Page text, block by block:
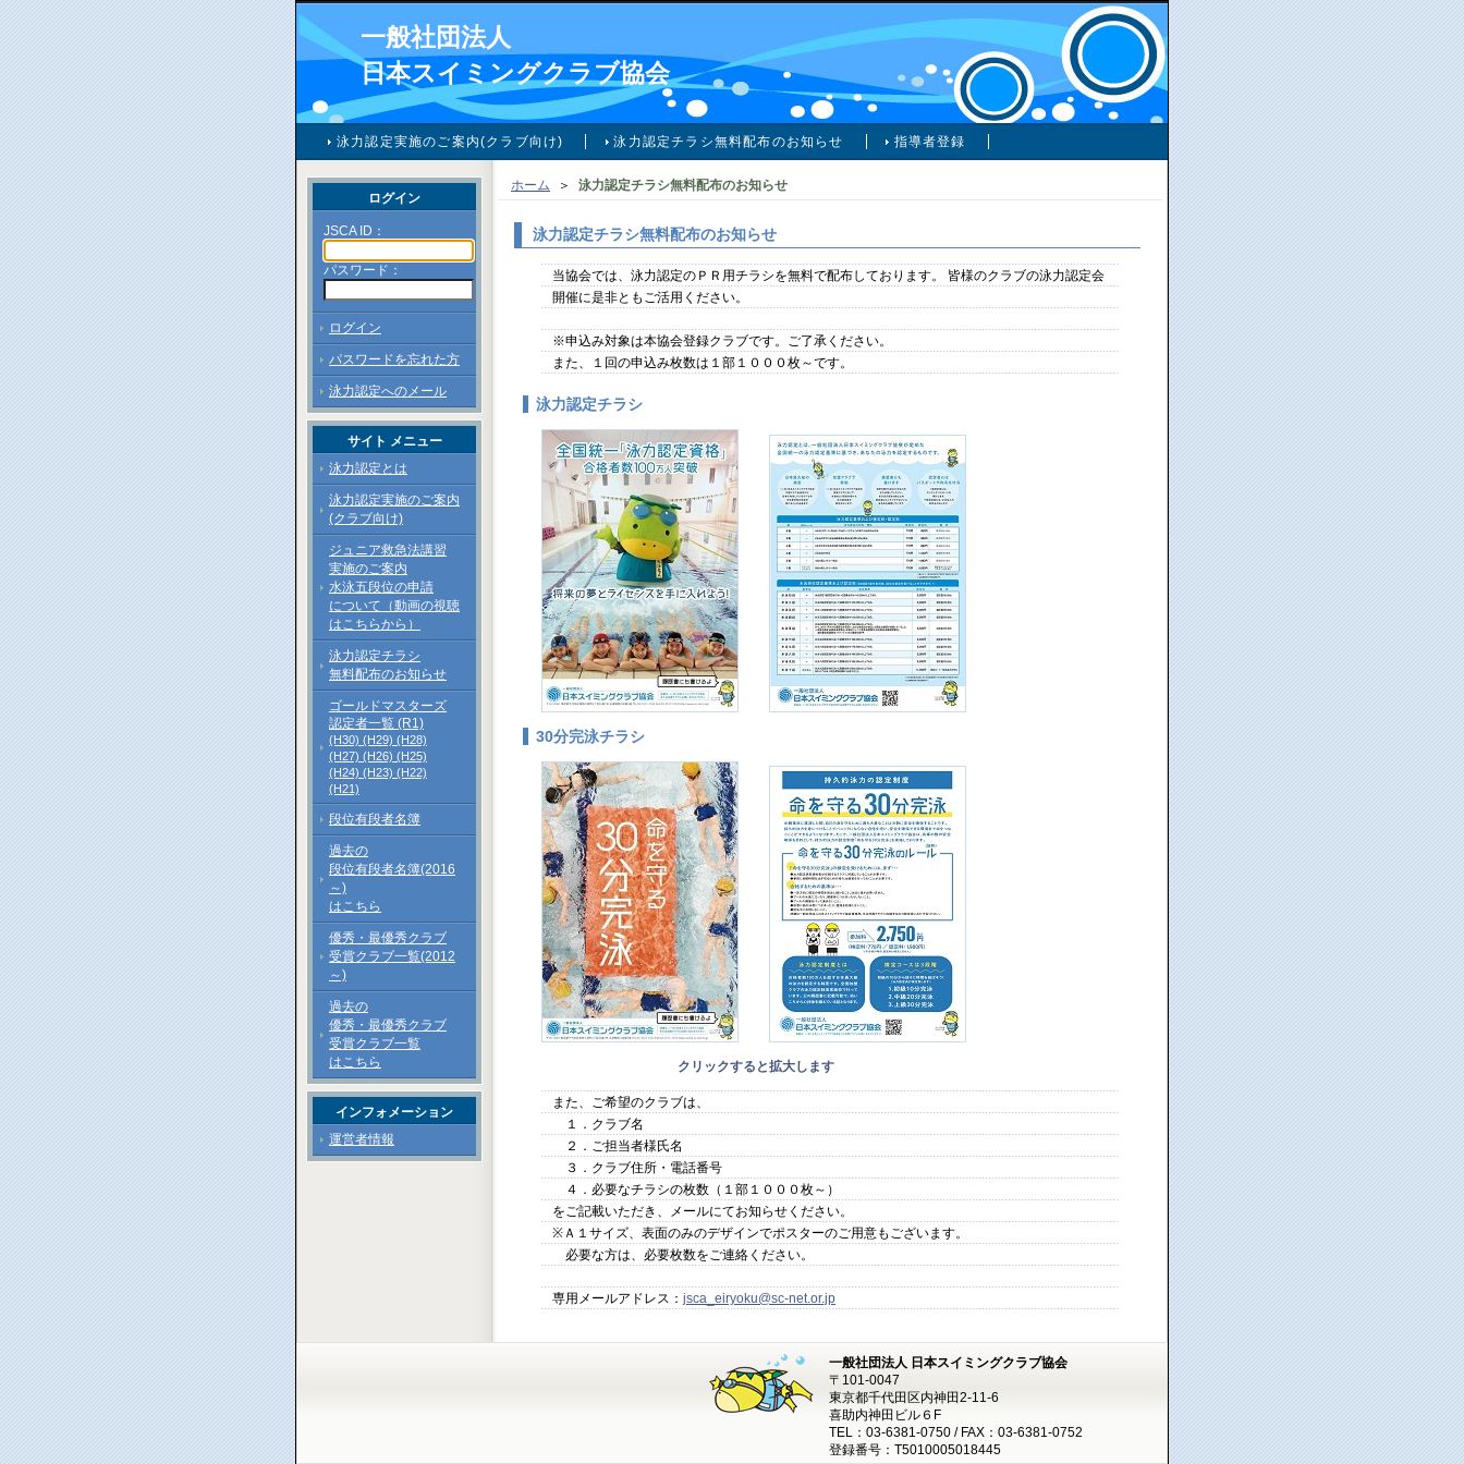
一般社団法人
日本スイミングクラブ協会
泳力認定実施のご案内(クラブ向け) 泳力認定チラシ無料配布のお知らせ 指導者登録
ホーム ＞ 泳力認定チラシ無料配布のお知らせ
泳力認定チラシ無料配布のお知らせ
当協会では、泳力認定のＰＲ用チラシを無料で配布しております。 皆様のクラブの泳力認定会
開催に是非ともご活用ください。
※申込み対象は本協会登録クラブです。ご了承ください。
また、１回の申込み枚数は１部１０００枚～です。
泳力認定チラシ
30分完泳チラシ
クリックすると拡大します
また、ご希望のクラブは、
１．クラブ名
２．ご担当者様氏名
３．クラブ住所・電話番号
４．必要なチラシの枚数（１部１０００枚～）
をご記載いただき、メールにてお知らせください。
※Ａ１サイズ、表面のみのデザインでポスターのご用意もございます。
必要な方は、必要枚数をご連絡ください。
専用メールアドレス： jsca_eiryoku@sc-net.or.jp
ログイン
JSCA ID：
パスワード：
ログイン
パスワードを忘れた方
泳力認定へのメール
サイト メニュー
泳力認定とは
泳力認定実施のご案内
(クラブ向け)
ジュニア救急法講習
実施のご案内
水泳五段位の申請
について（動画の視聴
はこちらから）
泳力認定チラシ
無料配布のお知らせ
ゴールドマスターズ
認定者一覧 (R1)
(H30) (H29) (H28)
(H27) (H26) (H25)
(H24) (H23) (H22)
(H21)
段位有段者名簿
過去の
段位有段者名簿(2016
～)
はこちら
優秀・最優秀クラブ
受賞クラブ一覧(2012
～)
過去の
優秀・最優秀クラブ
受賞クラブ一覧
はこちら
インフォメーション
運営者情報
一般社団法人 日本スイミングクラブ協会
〒101-0047
東京都千代田区内神田2-11-6
喜助内神田ビル６F
TEL：03-6381-0750 / FAX：03-6381-0752
登録番号：T5010005018445